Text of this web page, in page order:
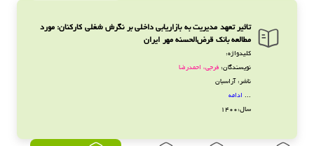
تاثیر تعهد مدیریت به بازاریابی داخلی بر نگرش شغلی کارکنان: مورد
مطالعه بانک قرض‌الحسنه مهر ایران
کلیدواژه:
نویسندگان: فرجی، احمدرضا
ناشر: آراسبان‏‫
... ادامه
سال:1400